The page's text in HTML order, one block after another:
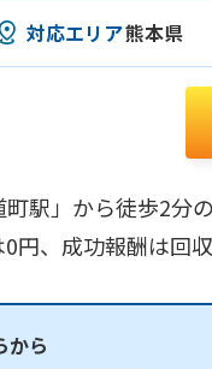
対応エリア熊本県
駅」から徒歩2分
円、成功報酬は回
から